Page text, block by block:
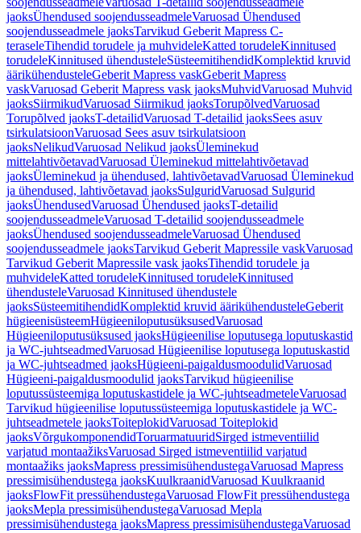
jaoksÜhendused soojendusseadmeleVaruosad Ühendused
soojendusseadmele jaoksTarvikud Geberit Mapress C-
teraseleTihendid torudele ja muhvideleKatted torudeleKinnitused
torudeleKinnitused ühendusteleSüsteemitihendidKomplektid kruvid
äärikühendusteleGeberit Mapress vaskGeberit Mapress
vaskVaruosad Geberit Mapress vask jaoksMuhvidVaruosad Muhvid
jaoksSiirmikudVaruosad Siirmikud jaoksTorupõlvedVaruosad
Torupõlved jaoksT-detailidVaruosad T-detailid jaoksSees asuv
tsirkulatsioonVaruosad Sees asuv tsirkulatsioon
jaoksNelikudVaruosad Nelikud jaoksÜleminekud
mittelahtivõetavadVaruosad Üleminekud mittelahtivõetavad
jaoksÜleminekud ja ühendused, lahtivõetavadVaruosad Üleminekud
ja ühendused, lahtivõetavad jaoksSulguridVaruosad Sulgurid
jaoksÜhendusedVaruosad Ühendused jaoksT-detailid
soojendusseadmeleVaruosad T-detailid soojendusseadmele
jaoksÜhendused soojendusseadmeleVaruosad Ühendused
soojendusseadmele jaoksTarvikud Geberit Mapressile vaskVaruosad
Tarvikud Geberit Mapressile vask jaoksTihendid torudele ja
muhvideleKatted torudeleKinnitused torudeleKinnitused
ühendusteleVaruosad Kinnitused ühendustele
jaoksSüsteemitihendidKomplektid kruvid äärikühendusteleGeberit
hügieenisüsteemHügieeniloputusüksusedVaruosad
Hügieeniloputusüksused jaoksHügieenilise loputusega loputuskastid
ja WC-juhtseadmedVaruosad Hügieenilise loputusega loputuskastid
ja WC-juhtseadmed jaoksHügieeni-paigaldusmoodulidVaruosad
Hügieeni-paigaldusmoodulid jaoksTarvikud hügieenilise
loputussüsteemiga loputuskastidele ja WC-juhtseadmeteleVaruosad
Tarvikud hügieenilise loputussüsteemiga loputuskastidele ja WC-
juhtseadmetele jaoksToiteplokidVaruosad Toiteplokid
jaoksVõrgukomponendidToruarmatuuridSirged istmeventiilid
varjatud montaažiksVaruosad Sirged istmeventiilid varjatud
montaažiks jaoksMapress pressimisühendustegaVaruosad Mapress
pressimisühendustega jaoksKuulkraanidVaruosad Kuulkraanid
jaoksFlowFit pressühendustegaVaruosad FlowFit pressühendustega
jaoksMepla pressimisühendustegaVaruosad Mepla
pressimisühendustega jaoksMapress pressimisühendustegaVaruosad